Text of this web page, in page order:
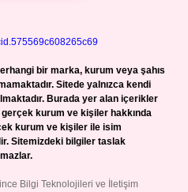
bir marka, kurum veya şahıs
Sitede yalnızca kendi
Burada yer alan içerikler
kurum ve kişiler hakkında
kurum ve kişiler ile isim
Sitemizdeki bilgiler taslak
Bilgi Teknolojileri ve İletişim